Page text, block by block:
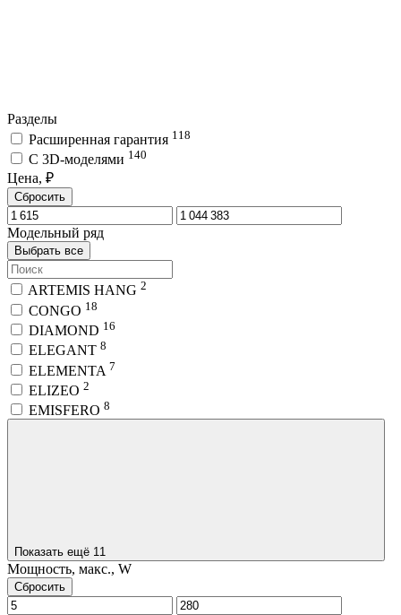
Разделы
Расширенная гарантия 118
C 3D-моделями 140
Цена, ₽
Сбросить
Модельный ряд
Выбрать все
ARTEMIS HANG 2
CONGO 18
DIAMOND 16
ELEGANT 8
ELEMENTA 7
ELIZEO 2
EMISFERO 8
Показать ещё 11
Мощность, макс., W
Сбросить